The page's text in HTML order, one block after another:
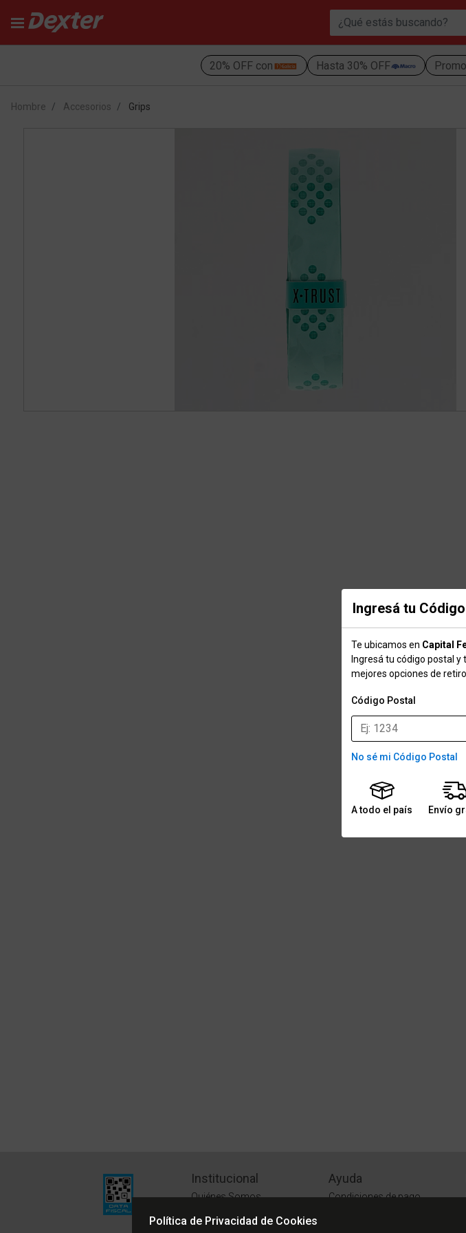
20% OFF con Hasta 30% OFF
Ingresá tu
Te ubicamos en Capital
Ingresá tu código postal y
mejores opciones de retiro
Código Postal
No sé mi Código Postal
A todo el país Envío
Hombre Accesorios Grips
Institucional
Quiénes Somos
Políticas de Privacidad
Ayuda
Condiciones de pago
Política de Privacidad de Cookies